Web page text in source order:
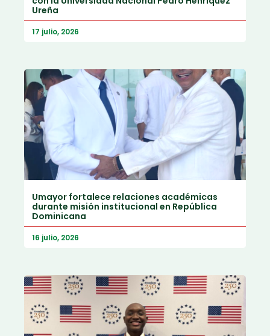
Ureña
17 julio, 2026
Umayor fortalece relaciones académicas
durante misión institucional en República
Dominicana
16 julio, 2026